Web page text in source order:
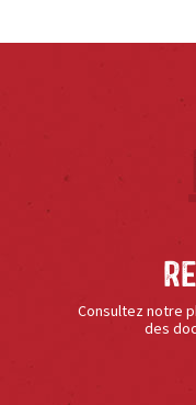
Consultez notre
des